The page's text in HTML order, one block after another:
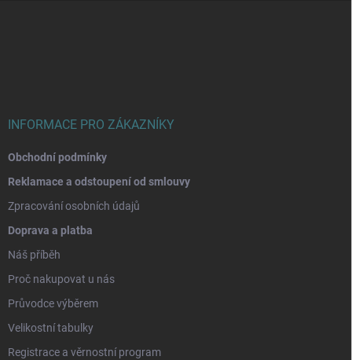
INFORMACE PRO ZÁKAZNÍKY
Obchodní podmínky
Reklamace a odstoupení od smlouvy
Zpracování osobních údajů
Doprava a platba
Náš příběh
Proč nakupovat u nás
Průvodce výběrem
Velikostní tabulky
Registrace a věrnostní program